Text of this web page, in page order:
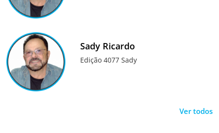
Sady Ricardo
Edição 4077 Sady
Ver todos